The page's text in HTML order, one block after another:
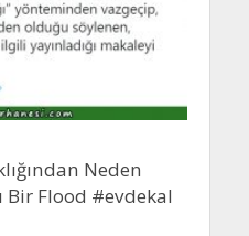
Neden
Bir Flood #evdekal